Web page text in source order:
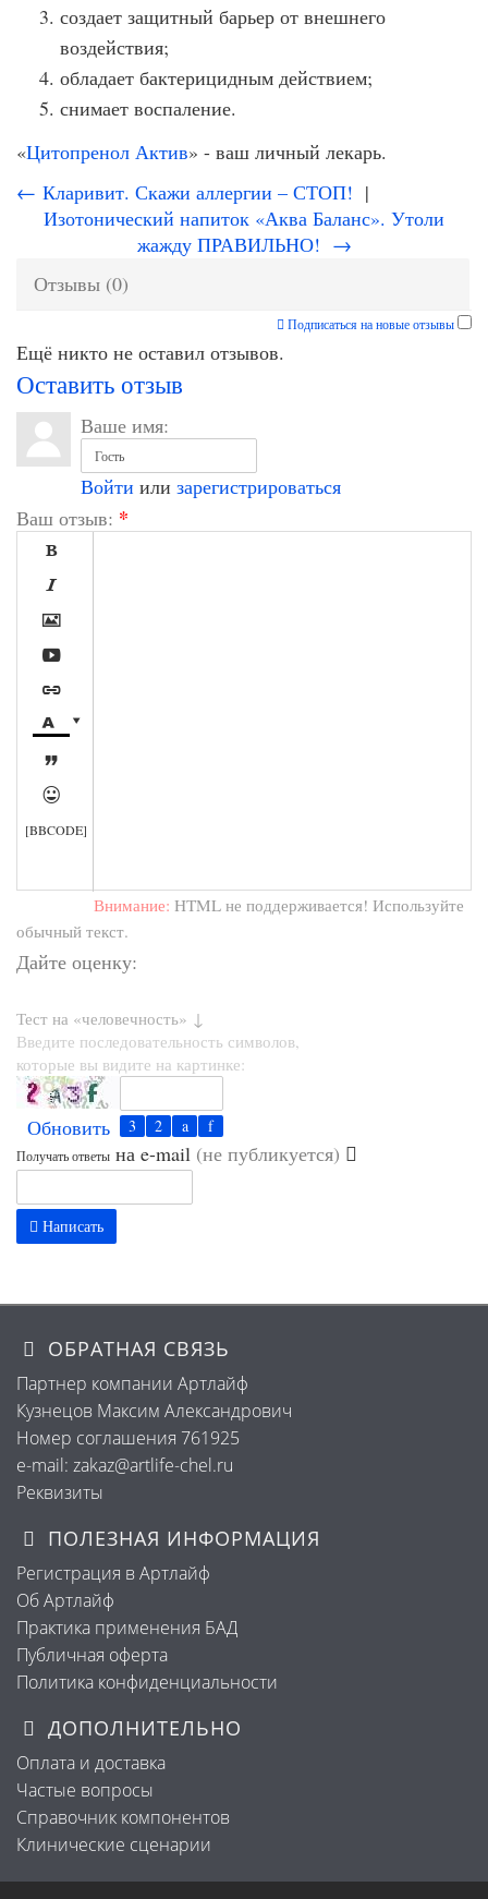
создает защитный барьер от внешнего
воздействия;
обладает бактерицидным действием;
снимает воспаление.
«Цитопренол Актив» - ваш личный лекарь.
← Кларивит. Скажи аллергии – СТОП! |
Изотонический напиток «Аква Баланс». Утоли
жажду ПРАВИЛЬНО! →
Отзывы (0)
Подписаться на новые отзывы
Ещё никто не оставил отзывов.
Оставить отзыв
Ваше имя:
Войти или зарегистрироваться
Ваш отзыв: *









[BBCODE]
Внимание: HTML не поддерживается! Используйте
обычный текст.
Дайте оценку:
Тест на «человечность» ↓
Введите последовательность символов,
которые вы видите на картинке:
Обновить
Получать ответы на e-mail (не публикуется)
Написать
ОБРАТНАЯ СВЯЗЬ
Партнер компании Артлайф
Кузнецов Максим Александрович
Номер соглашения 761925
e-mail: zakaz@artlife-chel.ru
Реквизиты
ПОЛЕЗНАЯ ИНФОРМАЦИЯ
Регистрация в Артлайф
Об Артлайф
Практика применения БАД
Публичная оферта
Политика конфиденциальности
ДОПОЛНИТЕЛЬНО
Оплата и доставка
Частые вопросы
Справочник компонентов
Клинические сценарии